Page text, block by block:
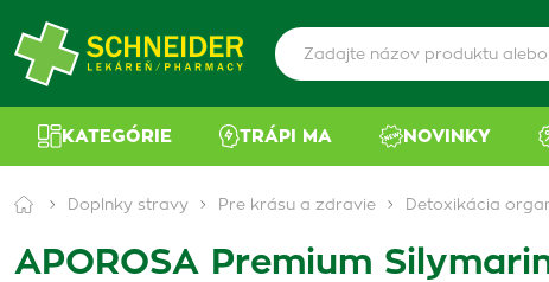
KATEGÓRIE TRÁPI MA NOVINKY
Doplnky stravy Pre krásu a zdravie Detoxikácia
APOROSA Premium